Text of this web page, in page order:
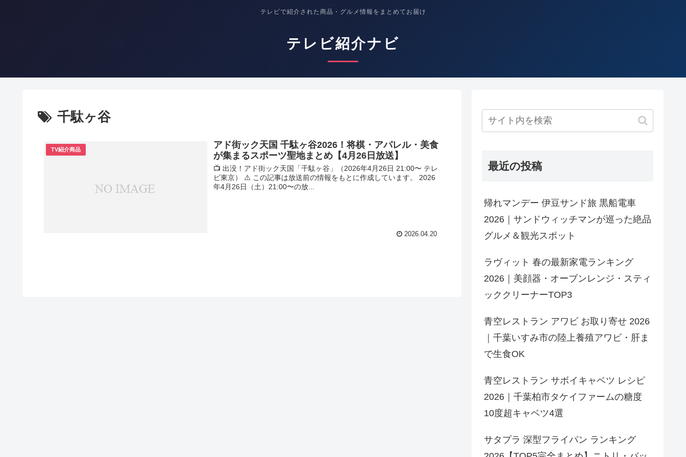
テレビで紹介された商品・グルメ情報をまとめてお届け
テレビ紹介ナビ
千駄ヶ谷
TV紹介商品
アド街ック天国 千駄ヶ谷2026！将棋・アパレル・美食
が集まるスポーツ聖地まとめ【4月26日放送】
📺 出没！アド街ック天国「千駄ヶ谷」（2026年4月26日 21:00〜 テレ
ビ東京） ⚠️ この記事は放送前の情報をもとに作成しています。 2026
年4月26日（土）21:00〜の放...
2026.04.20
最近の投稿
帰れマンデー 伊豆サンド旅 黒船電車
2026｜サンドウィッチマンが巡った絶品
グルメ＆観光スポット
ラヴィット 春の最新家電ランキング
2026｜美顔器・オーブンレンジ・スティ
ッククリーナーTOP3
青空レストラン アワビ お取り寄せ 2026
｜千葉いすみ市の陸上養殖アワビ・肝ま
で生食OK
青空レストラン サボイキャベツ レシピ
2026｜千葉柏市タケイファームの糖度
10度超キャベツ4選
サタプラ 深型フライパン ランキング